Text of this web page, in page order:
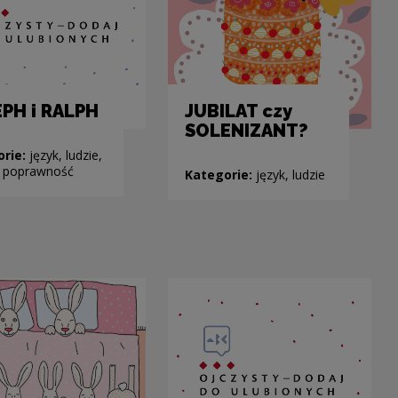
i RALPH
język, ludzie,
JUBILAT czy
SOLENIZANT?
Kategorie: język, ludzie